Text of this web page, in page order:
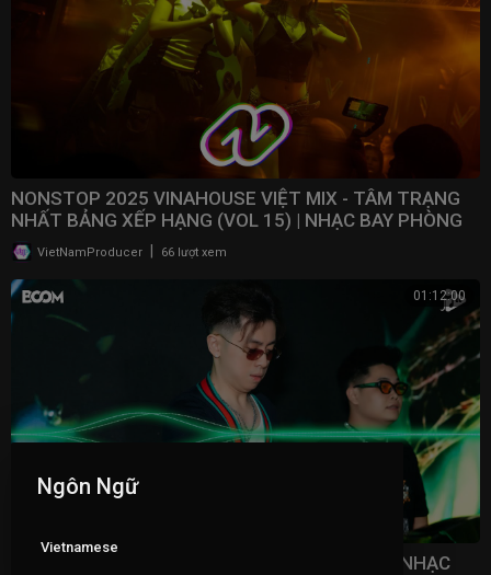
NONSTOP 2025 VINAHOUSE VIỆT MIX - TÂM TRẠNG
NHẤT BẢNG XẾP HẠNG (VOL 15) | NHẠC BAY PHÒNG
2025VietNamProducer 66 lượt xem
01:12:00
NONSTOP BAY PHÒNG 2026 - MẶT BÚNG RA NHẠC
Ngôn Ngữ
Vietnamese